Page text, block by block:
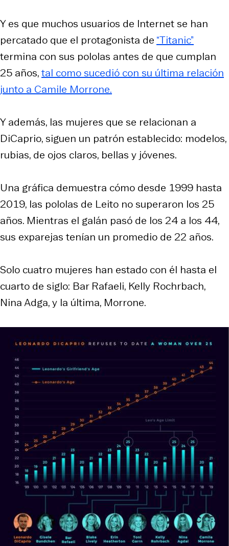
Y es que muchos usuarios de Internet se han
percatado que el protagonista de “Titanic”
termina con sus pololas antes de que cumplan
25 años,tal como sucedió con su última relación
junto a Camile Morrone.
Y además, las mujeres que se relacionan a
DiCaprio, siguen un patrón establecido: modelos,
rubias, de ojos claros, bellas y jóvenes.
Una gráfica demuestra cómo desde 1999 hasta
2019, las pololas de Leito no superaron los 25
años. Mientras el galán pasó de los 24 a los 44,
sus exparejas tenían un promedio de 22 años.
Solo cuatro mujeres han estado con él hasta el
cuarto de siglo: Bar Rafaeli, Kelly Rochrbach,
Nina Adga, y la última, Morrone.